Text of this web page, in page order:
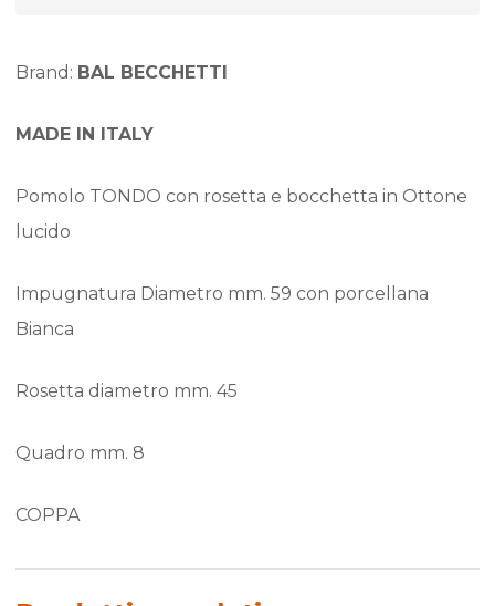
Brand: BAL BECCHETTI
MADE IN ITALY
Pomolo TONDO con rosetta e bocchetta in Ottone
lucido
Impugnatura Diametro mm. 59 con porcellana
Bianca
Rosetta diametro mm. 45
Quadro mm. 8
COPPA